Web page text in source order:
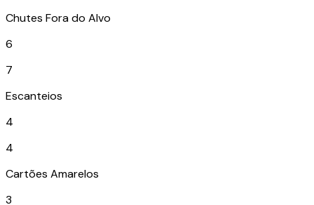
Chutes Fora do Alvo
6
7
Escanteios
4
4
Cartões Amarelos
3